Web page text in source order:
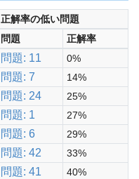
正解率の低い問題
問題
正解率
問題: 11
0%
問題: 7
14%
問題: 24
25%
問題: 1
27%
問題: 6
29%
問題: 42
33%
問題: 41
40%